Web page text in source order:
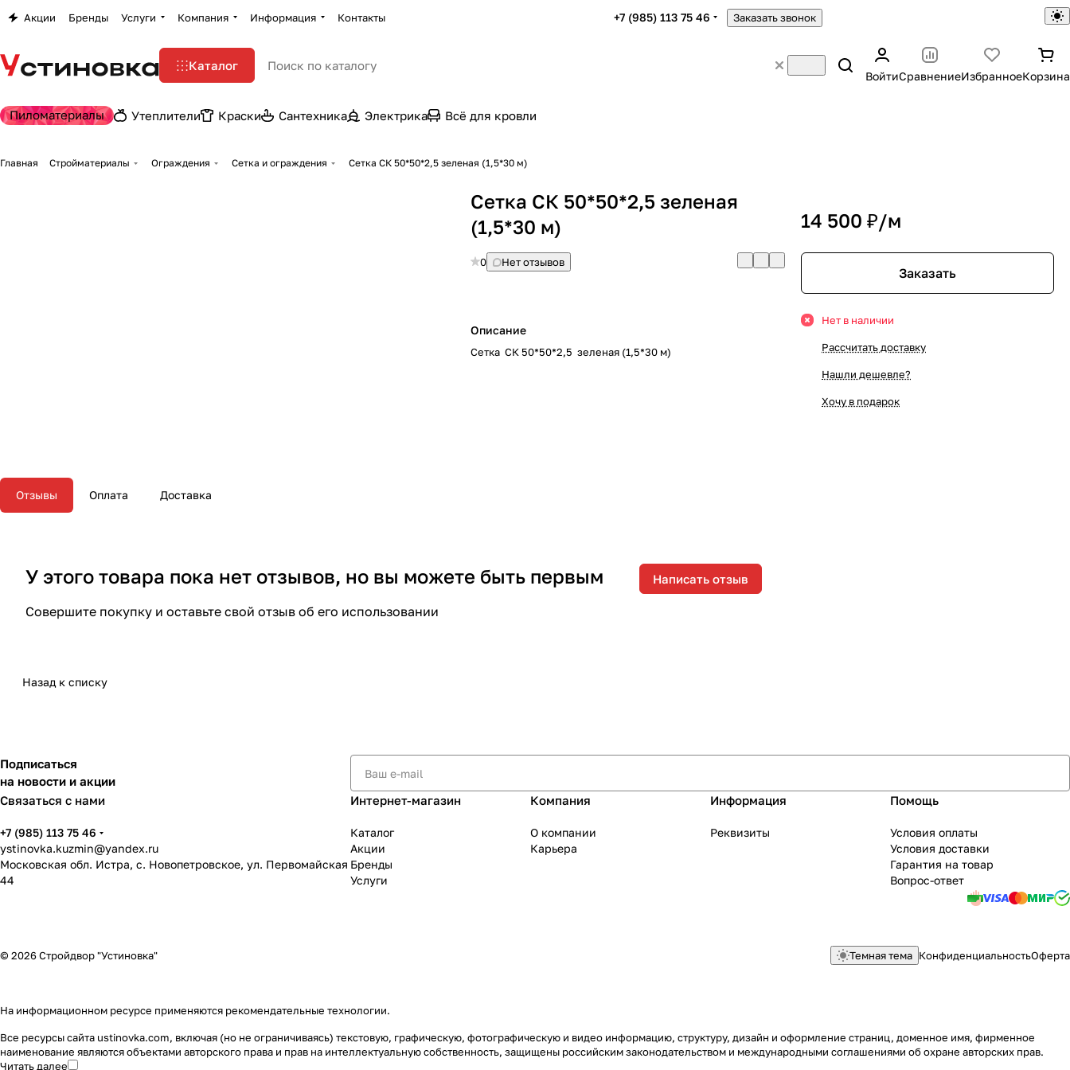
Акции Бренды Услуги Компания Информация Контакты +7 (985) 113 75 46 Заказать звонок
Каталог
ВойтиСравнениеИзбранноеКорзина
Пиломатериалы Утеплители Краски Сантехника Электрика Всё для кровли
Главная Стройматериалы Ограждения Сетка и ограждения Сетка СК 50*50*2,5 зеленая (1,5*30 м)
Сетка СК 50*50*2,5 зеленая
(1,5*30 м)
0 Нет отзывов
Описание
Сетка СК 50*50*2,5 зеленая (1,5*30 м)
14 500 ₽/м
Заказать
Нет в наличии
Рассчитать доставку
Нашли дешевле?
Хочу в подарок
Отзывы Оплата Доставка
У этого товара пока нет отзывов, но вы можете быть первым
Совершите покупку и оставьте свой отзыв об его использовании
Написать отзыв
Назад к списку
Подписаться
на новости и акции
Связаться с нами
+7 (985) 113 75 46
ystinovka.kuzmin@yandex.ru
Московская обл. Истра, с. Новопетровское, ул. Первомайская
44
Интернет-магазин
Каталог
Акции
Бренды
Услуги
Компания
О компании
Карьера
Информация
Реквизиты
Помощь
Условия оплаты
Условия доставки
Гарантия на товар
Вопрос-ответ
© 2026 Стройдвор "Устиновка" Темная тема КонфиденциальностьОферта
На информационном ресурсе применяются рекомендательные технологии.
Все ресурсы сайта ustinovka.com, включая (но не ограничиваясь) текстовую, графическую, фотографическую и видео информацию, структуру, дизайн и оформление страниц, доменное имя, фирменное
наименование являются объектами авторского права и прав на интеллектуальную собственность, защищены российским законодательством и международными соглашениями об охране авторских прав.
Читать далее